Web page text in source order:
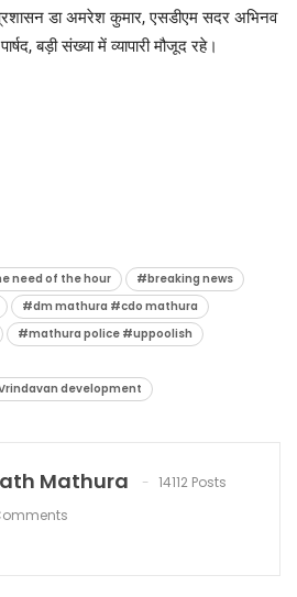
डा अमरेश कुमार, एसडीएम सदर अभिनव
बड़ी संख्या में व्यापारी मौजूद रहे।
need of the hour
#breaking news
#dm mathura #cdo mathura
#mathura police #uppoolish
development
Mathura
14112 Posts